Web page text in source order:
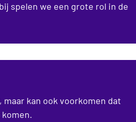
spelen we een grote rol in de
kan ook voorkomen dat